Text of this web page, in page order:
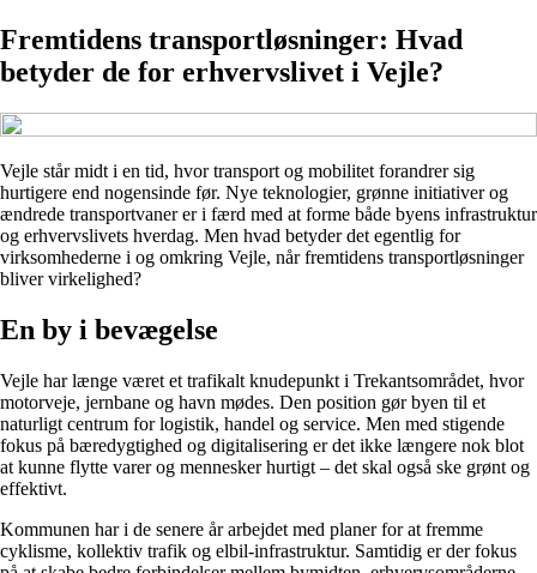
Fremtidens transportløsninger: Hvad
betyder de for erhvervslivet i Vejle?
Vejle står midt i en tid, hvor transport og mobilitet forandrer sig
hurtigere end nogensinde før. Nye teknologier, grønne initiativer og
ændrede transportvaner er i færd med at forme både byens infrastruktur
og erhvervslivets hverdag. Men hvad betyder det egentlig for
virksomhederne i og omkring Vejle, når fremtidens transportløsninger
bliver virkelighed?
En by i bevægelse
Vejle har længe været et trafikalt knudepunkt i Trekantsområdet, hvor
motorveje, jernbane og havn mødes. Den position gør byen til et
naturligt centrum for logistik, handel og service. Men med stigende
fokus på bæredygtighed og digitalisering er det ikke længere nok blot
at kunne flytte varer og mennesker hurtigt – det skal også ske grønt og
effektivt.
Kommunen har i de senere år arbejdet med planer for at fremme
cyklisme, kollektiv trafik og elbil-infrastruktur. Samtidig er der fokus